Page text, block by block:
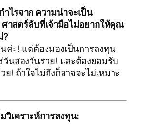
ำไรจาก ความน่าจะเป็น
าสตร์ลับที่เจ้ามือไม่อยากให้คุณ
?
ค่ะ! แต่ต้องมองเป็นการลงทุน
วันสองวันรวย! และต้องยอมรับ
ย! ถ้าใจไม่ถึงก็อาจจะไม่เหมาะ
เคราะห์การลงทุน: